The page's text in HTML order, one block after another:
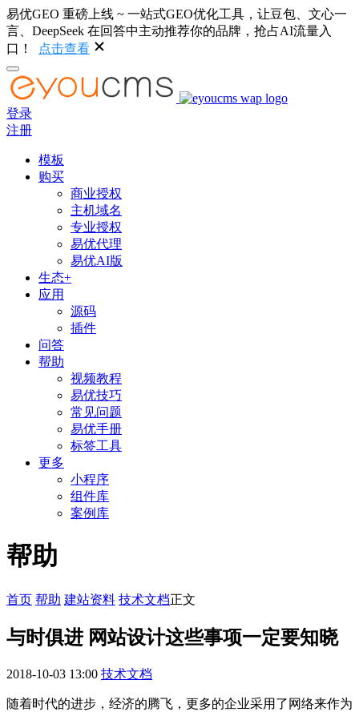
易优GEO 重磅上线 ~ 一站式GEO优化工具，让豆包、文心一
言、DeepSeek 在回答中主动推荐你的品牌，抢占AI流量入
口！
点击查看
登录
注册
模板
购买
商业授权
主机域名
专业授权
易优代理
易优AI版
生态+
应用
源码
插件
问答
帮助
视频教程
易优技巧
常见问题
易优手册
标签工具
更多
小程序
组件库
案例库
帮助
首页 帮助 建站资料 技术文档正文
与时俱进 网站设计这些事项一定要知晓
2018-10-03 13:00 技术文档
随着时代的进步，经济的腾飞，更多的企业采用了网络来作为